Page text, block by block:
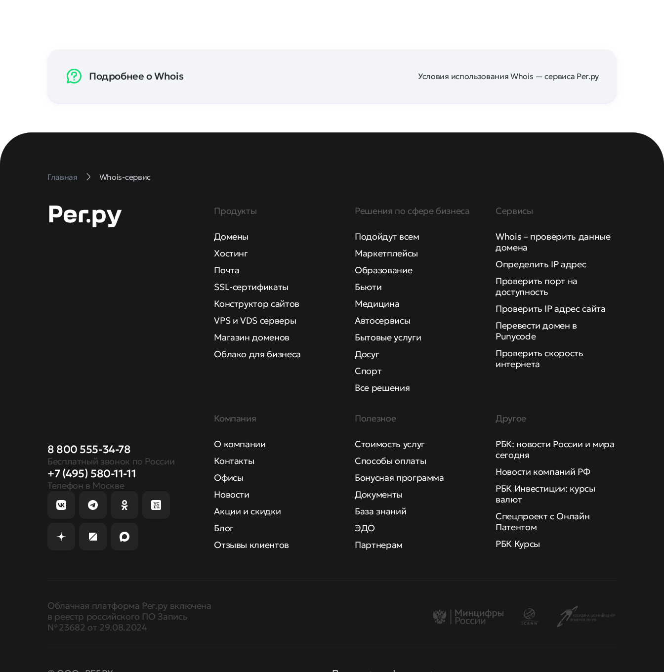
Подробнее о Whois Условия использования Whois — сервиса Рег.ру
Главная Whois-сервис
8 800 555-34-78
Бесплатный звонок по России
+7 (495) 580-11-11
Телефон в Москве
Продукты
Домены
Хостинг
Почта
SSL-сертификаты
Конструктор сайтов
VPS и VDS серверы
Магазин доменов
Облако для бизнеса
Решения по сфере бизнеса
Подойдут всем
Маркетплейсы
Образование
Бьюти
Медицина
Автосервисы
Бытовые услуги
Досуг
Спорт
Все решения
Сервисы
Whois – проверить данные
домена
Определить IP адрес
Проверить порт на
доступность
Проверить IP адрес сайта
Перевести домен в
Punycode
Проверить скорость
интернета
Компания
О компании
Контакты
Офисы
Новости
Акции и скидки
Блог
Отзывы клиентов
Полезное
Стоимость услуг
Способы оплаты
Бонусная программа
Документы
База знаний
ЭДО
Партнерам
Другое
РБК: новости России и мира
сегодня
Новости компаний РФ
РБК Инвестиции: курсы
валют
Спецпроект с Онлайн
Патентом
РБК Курсы
Облачная платформа Рег.ру включена
в реестр российского ПО Запись
№ 23682 от 29.08.2024